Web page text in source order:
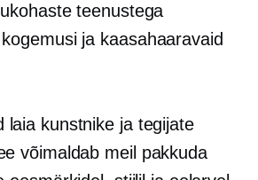
teenustega
ja kaasahaaravaid
laia kunstnike ja tegijate
võimaldab meil pakkuda